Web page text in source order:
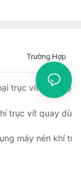
Trường Hợp
trục vít hoạt
trục vít quay
máy nén khí